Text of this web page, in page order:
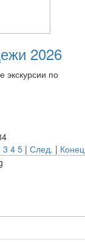
2026
экскурсии по
3 4 5 | След. | Конец